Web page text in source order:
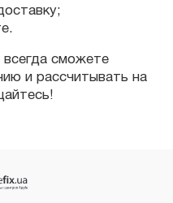
всегда сможете
и рассчитывать на